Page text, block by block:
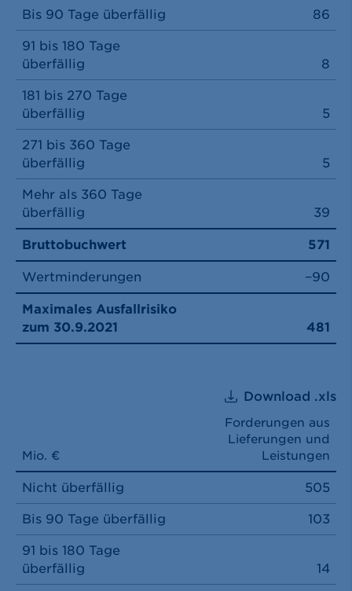
Bis 90 Tage überfällig 86
91 bis 180 Tage
überfällig
8
181 bis 270 Tage
überfällig
5
271 bis 360 Tage
überfällig
5
Mehr als 360 Tage
überfällig
39
Bruttobuchwert 571
Wertminderungen −90
Maximales Ausfallrisiko
zum 30.9.2021
481
Download .xls
Mio. €
Forderungen aus
Lieferungen und
Leistungen
Nicht überfällig 505
Bis 90 Tage überfällig 103
91 bis 180 Tage
überfällig
14